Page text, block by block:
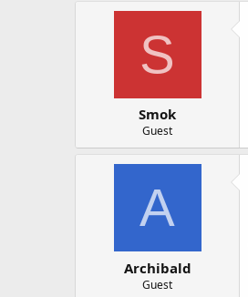
S
Smok
Guest
A
Archibald
Guest